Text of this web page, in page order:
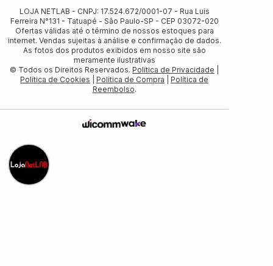
LOJA NETLAB - CNPJ: 17.524.672/0001-07 - Rua Luis
Ferreira N°131 - Tatuapé - Sâo Paulo-SP - CEP 03072-020
Ofertas válidas até o término de nossos estoques para
internet. Vendas sujeitas à análise e confirmação de dados.
As fotos dos produtos exibidos em nosso site são
meramente ilustrativas
© Todos os Direitos Reservados. Política de Privacidade
Política de Cookies
Política de Compra
Política de
Reembolso.